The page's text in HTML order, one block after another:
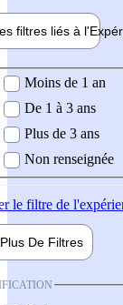
filtres liés à l'
demandée
Moins de 1 an
De 1 à 3 ans
Plus de 3 ans
Non renseignée
le filtre de
Plus De Filtres